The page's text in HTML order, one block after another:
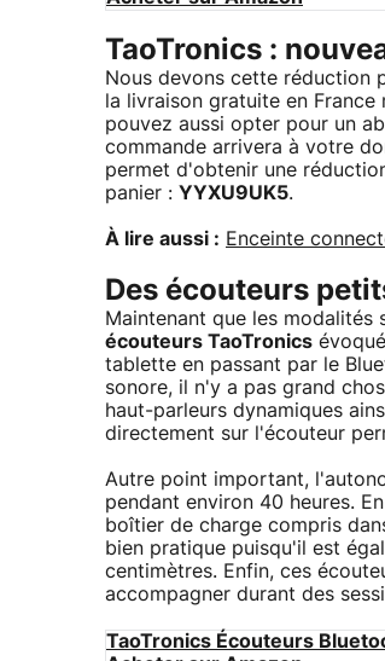
TaoTronics :
Nous devons cette réduction
la livraison gratuite en
pouvez aussi opter pour un
commande arrivera à votre
permet d'obtenir une
panier : YYXU9UK5.
À lire aussi : Enceinte
Des écouteurs
Maintenant que les modalités
écouteurs TaoTronics
tablette en passant par le
sonore, il n'y a pas grand
haut-parleurs dynamiques
directement sur l'écouteur
Autre point important,
pendant environ 40 heures.
boîtier de charge compris
bien pratique puisqu'il est
centimètres. Enfin, ces
accompagner durant des
TaoTronics Écouteurs